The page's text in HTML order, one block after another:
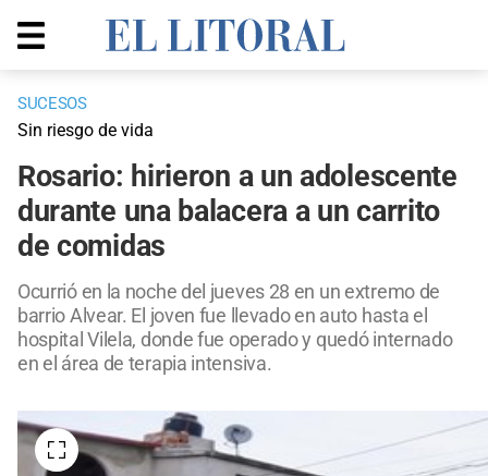
SUCESOS
Sin riesgo de vida
Rosario: hirieron a un adolescente
durante una balacera a un carrito
de comidas
Ocurrió en la noche del jueves 28 en un extremo de
barrio Alvear. El joven fue llevado en auto hasta el
hospital Vilela, donde fue operado y quedó internado
en el área de terapia intensiva.